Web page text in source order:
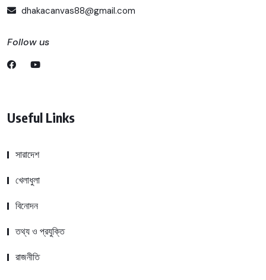
dhakacanvas88@gmail.com
Follow us
Useful Links
সারাদেশ
খেলাধুলা
বিনোদন
তথ্য ও প্রযুক্তি
রাজনীতি